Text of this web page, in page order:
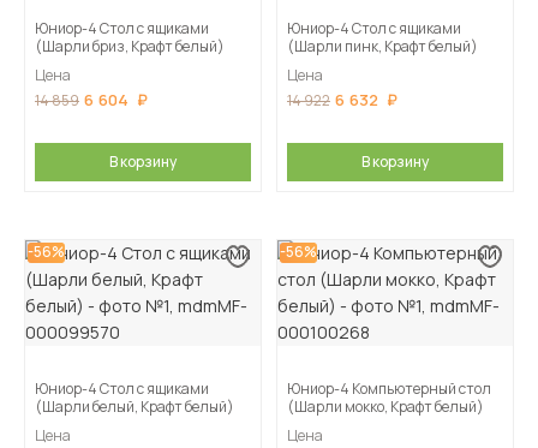
Юниор-4 Стол с ящиками
(Шарли бриз, Крафт белый)
Цена
14 859 6 604
В корзину
Юниор-4 Стол с ящиками
(Шарли пинк, Крафт белый)
Цена
14 922 6 632
В корзину
-56%
Юниор-4 Стол с ящиками
(Шарли белый, Крафт белый)
Цена
-56%
Юниор-4 Компьютерный стол
(Шарли мокко, Крафт белый)
Цена